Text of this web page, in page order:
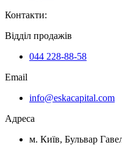
Контакти:
Відділ продажів
044 228-88-58
Email
info@eskacapital.com
Адреса
м. Київ, Бульвар